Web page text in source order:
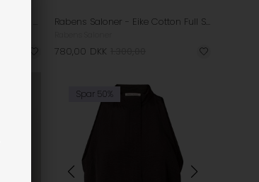
Rabens Saloner - Eike Cotton Full Sleeve Bluse - Boulder
780,00 DKK
Spar 50%